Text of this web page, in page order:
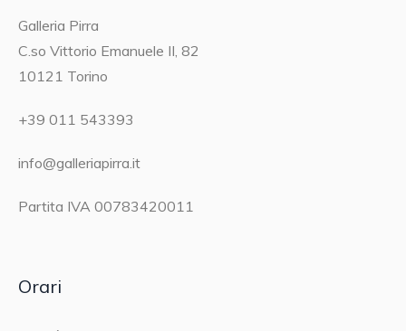
Galleria Pirra
C.so Vittorio Emanuele II, 82
10121 Torino
+39 011 543393
info@galleriapirra.it
Partita IVA 00783420011
Orari